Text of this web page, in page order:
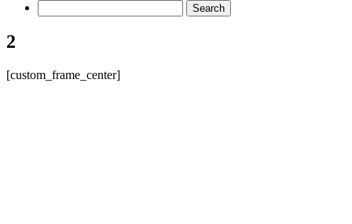
2
[custom_frame_center]